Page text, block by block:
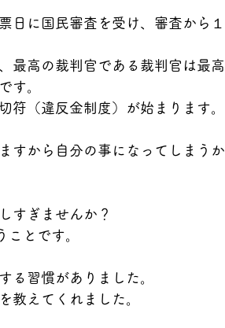
日に国民審査を受け、審査から１
最高の裁判官である裁判官は最高
す。
符（違反金制度）が始まります。
すから自分の事になってしまうか
すぎませんか？
とです。
る習慣がありました。
教えてくれました。